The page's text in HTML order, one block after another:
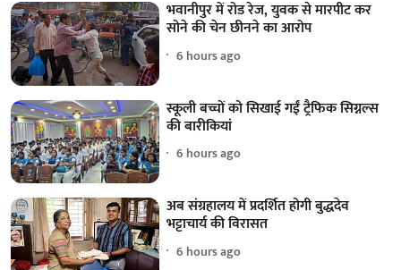
भवानीपुर में रोड रेज, युवक से मारपीट कर
सोने की चेन छीनने का आरोप
6 hours ago
स्कूली बच्चों को सिखाई गईं ट्रैफिक सिग्नल्स
की बारीकियां
6 hours ago
अब संग्रहालय में प्रदर्शित होगी बुद्धदेव
भट्टाचार्य की विरासत
6 hours ago